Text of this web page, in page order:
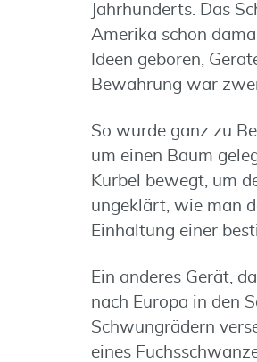
Jahrhunderts. Das
Amerika schon
Ideen geboren,
Bewährung war
So wurde ganz zu
um einen Baum
Kurbel bewegt, um
ungeklärt, wie man
Einhaltung einer
Ein anderes Gerät,
nach Europa in den
Schwungrädern
eines